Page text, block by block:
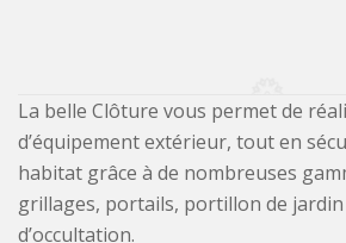
La belle Clôture vous permet de
d’équipement extérieur, tout en
habitat grâce à de nombreuses
grillages, portails, portillon de
d’occultation.